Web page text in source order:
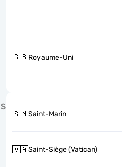
🇬🇧Royaume-Uni
S
🇸🇲Saint-Marin
🇻🇦Saint-Siège (Vatican)